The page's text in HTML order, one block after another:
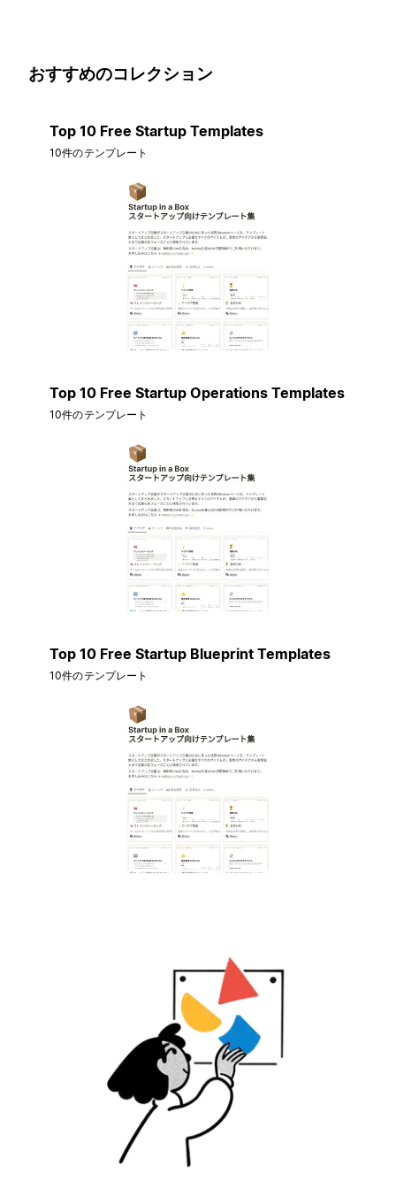
おすすめのコレクション
Top 10 Free Startup Templates
10件のテンプレート
Top 10 Free Startup Operations Templates
10件のテンプレート
Top 10 Free Startup Blueprint Templates
10件のテンプレート